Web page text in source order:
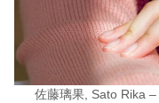
佐藤璃果, Sato Rika –